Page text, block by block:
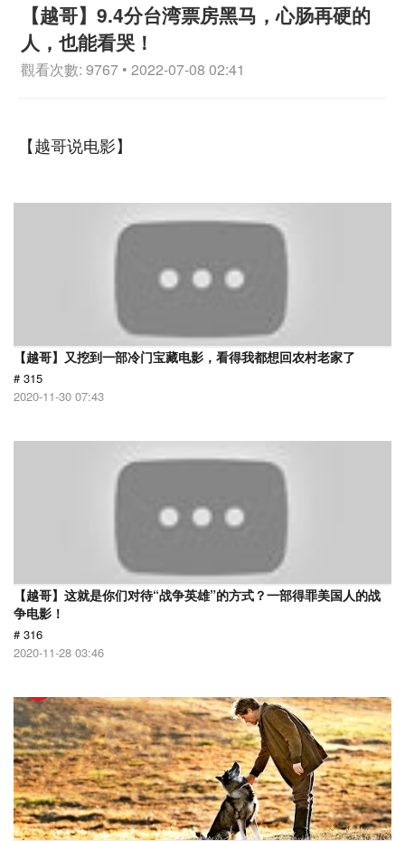
【越哥】9.4分台湾票房黑马，心肠再硬的
人，也能看哭！
觀看次數: 9767 • 2022-07-08 02:41
【越哥说电影】
【越哥】又挖到一部冷门宝藏电影，看得我都想回农村老家了
# 315
2020-11-30 07:43
【越哥】这就是你们对待“战争英雄”的方式？一部得罪美国人的战
争电影！
# 316
2020-11-28 03:46